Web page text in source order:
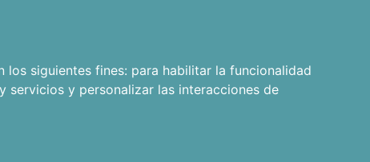
los siguientes fines: para habilitar la funcionalidad
servicios y personalizar las interacciones de